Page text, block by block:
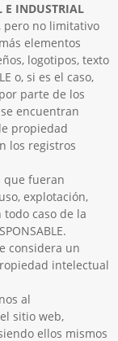
E INDUSTRIAL
pero no limitativo
elementos
logotipos, texto
o, si es el caso,
parte de los
encuentran
propiedad
los registros
que fueran
explotación,
caso de la
considera un
intelectual
al
sitio web,
ellos mismos